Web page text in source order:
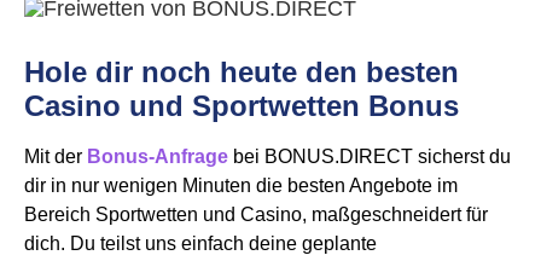
Hole dir noch heute den besten
Casino und Sportwetten Bonus
Mit der Bonus-Anfrage bei BONUS.DIRECT sicherst du
dir in nur wenigen Minuten die besten Angebote im
Bereich Sportwetten und Casino, maßgeschneidert für
dich. Du teilst uns einfach deine geplante